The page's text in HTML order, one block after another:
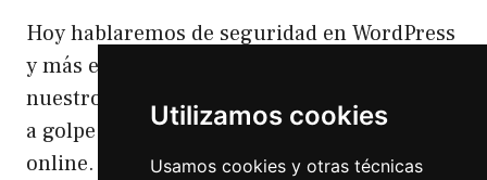
Utilizamos cookies
Usamos cookies y otras técnicas
Hoy hablaremos de seguridad en WordPress
y más en concreto podremos comprobar si
nuestro WordPress es seguro o no y encima
a golpe de un click ya que lo haremos
online. comprobar online la seguridad de